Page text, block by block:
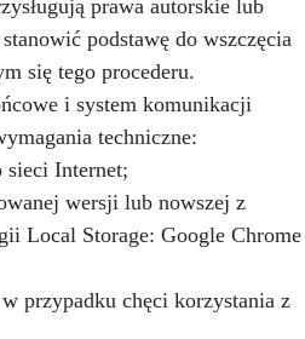
prawa autorskie lub
podstawę do wszczęcia
się tego procederu.
i system komunikacji
techniczne:
sieci Internet;
wersji lub nowszej z
Local Storage: Google Chrome
przypadku chęci korzystania z